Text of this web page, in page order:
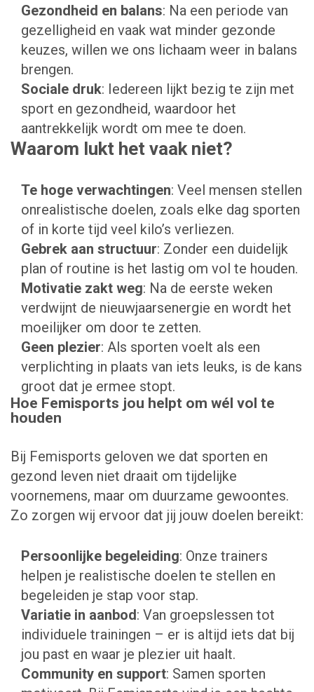
Gezondheid en balans: Na een periode van
gezelligheid en vaak wat minder gezonde
keuzes, willen we ons lichaam weer in balans
brengen.
Sociale druk: Iedereen lijkt bezig te zijn met
sport en gezondheid, waardoor het
aantrekkelijk wordt om mee te doen.
Waarom lukt het vaak niet?
Te hoge verwachtingen: Veel mensen stellen
onrealistische doelen, zoals elke dag sporten
of in korte tijd veel kilo’s verliezen.
Gebrek aan structuur: Zonder een duidelijk
plan of routine is het lastig om vol te houden.
Motivatie zakt weg: Na de eerste weken
verdwijnt de nieuwjaarsenergie en wordt het
moeilijker om door te zetten.
Geen plezier: Als sporten voelt als een
verplichting in plaats van iets leuks, is de kans
groot dat je ermee stopt.
Hoe Femisports jou helpt om wél vol te
houden
Bij Femisports geloven we dat sporten en
gezond leven niet draait om tijdelijke
voornemens, maar om duurzame gewoontes.
Zo zorgen wij ervoor dat jij jouw doelen bereikt:
Persoonlijke begeleiding: Onze trainers
helpen je realistische doelen te stellen en
begeleiden je stap voor stap.
Variatie in aanbod: Van groepslessen tot
individuele trainingen – er is altijd iets dat bij
jou past en waar je plezier uit haalt.
Community en support: Samen sporten